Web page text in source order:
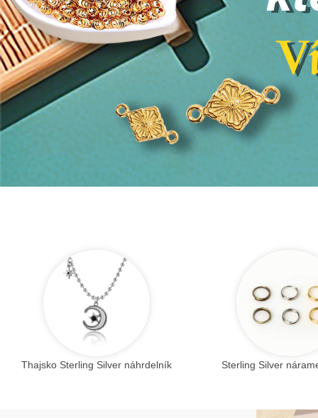
Thajsko Sterling Silver náhrdelník Sterling Silver